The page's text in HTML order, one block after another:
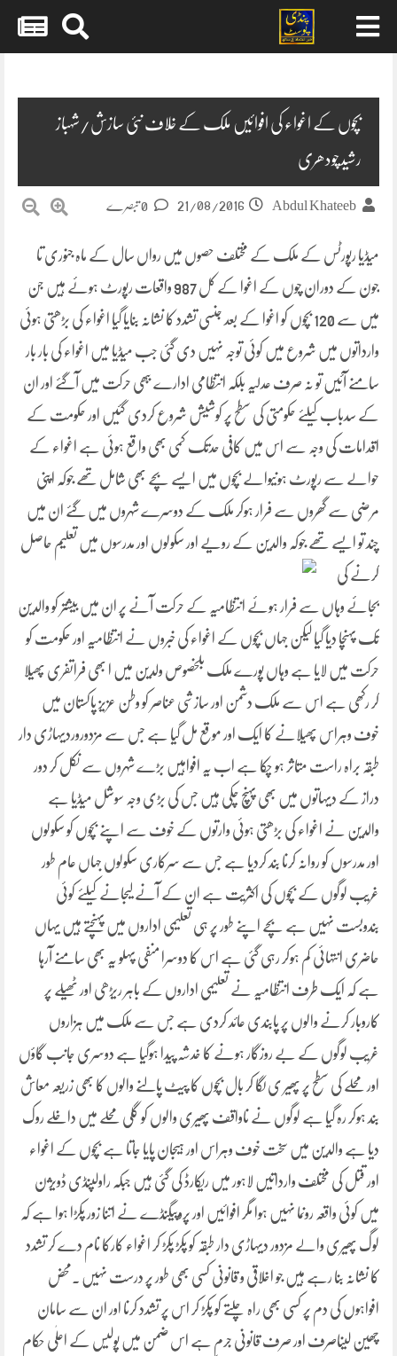
بچوں کے اغواء کی افوائیں ملک کے خلاف نئی سازش/شہباز
رشیدچودھری
Abdul Khateeb
21/08/2016
میڈیا رپورٹس کے ملک کے مختلف حصوں میں رواں سال کے ماہ جنوری تا
جون کے دوران چوں کے اغوا کے کل 987 واقعات رپورٹ ہوئے ہیں جن
میں سے 120 بچوں کو اغوا کے بعد جنسی تشدد کا نشانہ بنایا گیا اغواء کی بڑھتی ہوئی
وارداتوں میں شروع میں کوئی توجہ نہیں دی گئی جب میڈیا میں اغواء کی بار بار
سامنے آئیں تو نہ صرف عدلیہ بلکہ انتظامی ادارے ببھی حرکت میں آگئے اور ان
کے سدباب کیلئے حکومتی کی سطح پر کوشیشں شروع کردی گئیں اور حکومت کے
اقدامات کی وجہ سے اس میں کافی حدتک کمی بھی واقع ہوئی ہے اغواء کے
حوالے سے رپورٹ ہونیوالے بچوں میں ایسے بچے بھی شامل تھے جوکہ اپنی
مرضی سے گھروں سے فرار ہوکر ملک کے دوسرے شہروں میں گئے ان میں
چند تو ایسے تھے جوکہ والدین کے رویے اور سکولوں اور مدرسوں میں تعلیم حاصل
کرنے کی
بجائے وہاں سے فرار ہوئے انتظامیہ کے حرکت آنے پر ان میں بیشتر کو والدین
تک پہنچا دیا گیا لیکن جہاں بچوں کے اغواء کی خبروں نے انتظامیہ اور حکومت کو
حرکت میں لایا ہے وہاں پورے ملک بلخصوص ولدین میں ا بھی فراتفری پھیلا
کر رکھی ہے اس سے ملک دشمن اور سازشی عناصر کو وطن عزیز پاکستان میں
خوف وہراس پھیلانے کا ایک اور موقع مل گیا ہے جس سے مزدوروردیہاڑی دار
طبقہ براہ راست متاثر ہو چکا ہے اب یہ افواہیں بڑے شہروں سے نکل کر دور
دراز کے دیہاتوں میں بھی پہنچ چکی ہیں جس کی بڑی وجہ سوشل میڈیا ہے
والدین نے اغواء کی بڑھتی ہوئی وارتوں کے خوف سے اپنے بچوں کو سکولوں
اور مدرسوں کو روانہ کرنا بند کردیا ہے جس سے سرکاری سکولوں جہاں عام طور
غریب لوگوں کے بچوں کی اکثریت ہے ان کے آنے لیجانے کیلئے کوئی
بندوبست نہیں ہے بچے اپنے طور پر ہی تعلیمی اداروں میں پہنچتے ہیں یہاں
حاضری انتہائی کم ہوکر رہی گئی ہے اس کا دوسرا منفی پہلو یہ بھی سامنے آرہا
ہے کہ ایک طرف انتظامیہ نے تعلیمی اداروں کے باہر ریڑھی اور ٹھیلے پر
کاروبار کرنے والوں پر پابندی عائد کردی ہے جس سے ملک میں ہزاروں
غریب لوگوں کے بے روزگار ہونے کا خدشہ پیدا ہوگیا ہے دوسری جانب گاؤں
اور محلے کی سطح پر پھیر ی لگا کر بال بچوں کا پیٹ پالنے والوں کا بھی زریعہ معاش
بند ہوکر رہ گیا ہے لوگوں نے ناواقف پھیری والوں کو گلی محلے میں داخلے روک
دیا ہے والدین میں سخت خوف وہراس اور ہیجان پایا جاتا ہے بچوں کے اغواء
اور قتل کی مختلف وارداتیں لاہور میں ریکارڈ کی گئی ہیں جبکہ راولپنڈی ڈویژن
میں کوئی واقعہ رونما نہیں ہوا مگر افوائیں اور پروپیگنڈے نے اتنا زور پکڑا ہوا ہے کہ
لوگ پھیری والے مزدور دیہاڑی دار طبقہ کو پکڑ پکڑ کر اغواء کارکا نام دے کر تشدد
کا نشانہ بنا رہے ہیں جو اخلاقی و قانونی کسی بھی طور پر درست نہیں ۔محض
افواہوں کی دم پر کسی بھی راہ چلتے کو پکڑ کر اس پر تشدد کرنا اور ان سے سامان
چھین لیناصرف اور صرف قانونی جرم ہے اس ضمن میں پولیس کے اعلٰی حکام